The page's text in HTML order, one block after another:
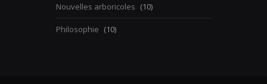
Nouvelles arboricoles (10)
Philosophie (10)